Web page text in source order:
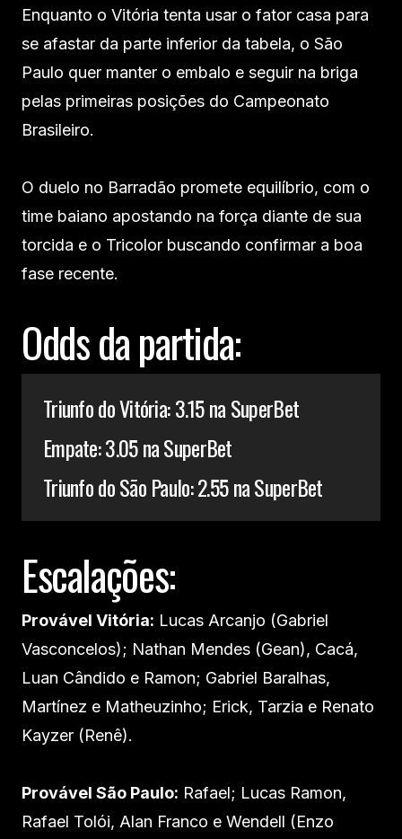
Enquanto o Vitória tenta usar o fator casa para
se afastar da parte inferior da tabela, o São
Paulo quer manter o embalo e seguir na briga
pelas primeiras posições do Campeonato
Brasileiro.
O duelo no Barradão promete equilíbrio, com o
time baiano apostando na força diante de sua
torcida e o Tricolor buscando confirmar a boa
fase recente.
Odds da partida:
Triunfo do Vitória: 3.15 na SuperBet
Empate: 3.05 na SuperBet
Triunfo do São Paulo: 2.55 na SuperBet
Escalações:
Provável Vitória: Lucas Arcanjo (Gabriel
Vasconcelos); Nathan Mendes (Gean), Cacá,
Luan Cândido e Ramon; Gabriel Baralhas,
Martínez e Matheuzinho; Erick, Tarzia e Renato
Kayzer (Renê).
Provável São Paulo: Rafael; Lucas Ramon,
Rafael Tolói, Alan Franco e Wendell (Enzo